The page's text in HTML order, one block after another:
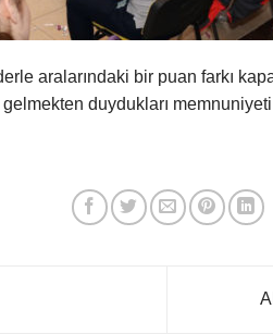
aralarındaki bir puan farkı
duydukları